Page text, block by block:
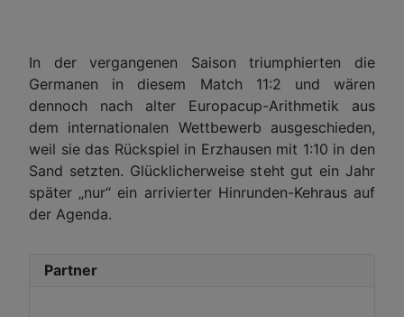
In der vergangenen Saison triumphierten die
Germanen in diesem Match 11:2 und wären
dennoch nach alter Europacup-Arithmetik aus
dem internationalen Wettbewerb ausgeschieden,
weil sie das Rückspiel in Erzhausen mit 1:10 in den
Sand setzten. Glücklicherweise steht gut ein Jahr
später „nur“ ein arrivierter Hinrunden-Kehraus auf
der Agenda.
Partner